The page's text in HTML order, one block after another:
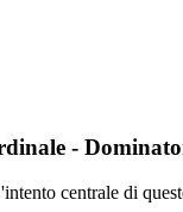
-
centrale di